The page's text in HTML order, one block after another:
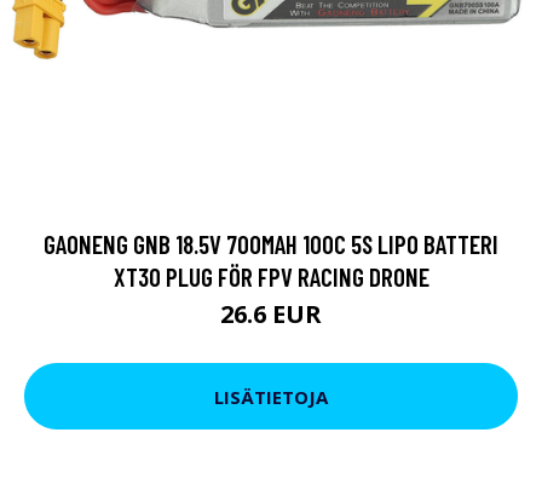
GAONENG GNB 18.5V 700MAH 100C 5S LIPO BATTERI
XT30 PLUG FÖR FPV RACING DRONE
26.6 EUR
LISÄTIETOJA